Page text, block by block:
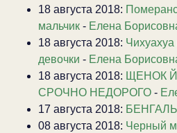
18 августа 2018:
мальчик - Елена
18 августа 2018:
девочки - Елена
18 августа 2018: ЩЕНОК
СРОЧНО НЕДОРОГО -
17 августа 2018:
08 августа 2018: Черный